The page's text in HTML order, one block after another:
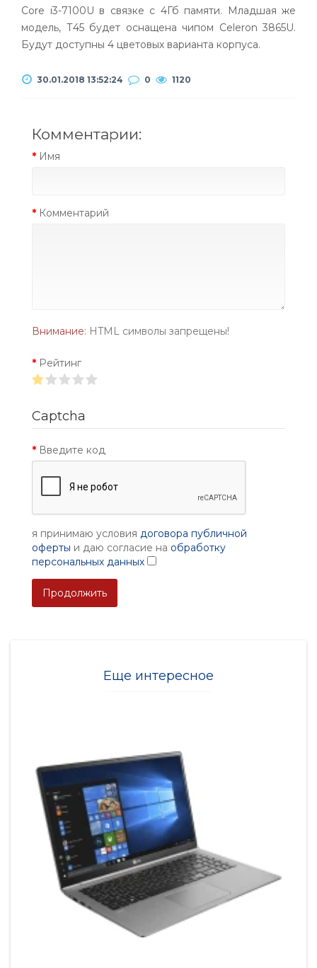
Core i3-7100U в связке с 4Гб памяти. Младшая же
модель, Т45 будет оснащена чипом Celeron 3865U.
Будут доступны 4 цветовых варианта корпуса.
30.01.2018 13:52:24 0 1120
Комментарии:
Имя
Комментарий
Внимание: HTML символы запрещены!
Рейтинг
Captcha
Введите код
я принимаю условия договора публичной
оферты и даю согласие на обработку
персональных данных
Продолжить
Еще интересное